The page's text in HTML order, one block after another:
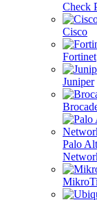
Check
Cisco
Fortinet
Juniper
Palo